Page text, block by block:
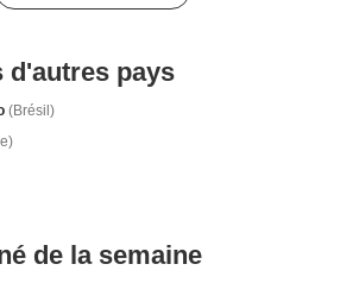
d'autres pays
(Brésil)
de la semaine